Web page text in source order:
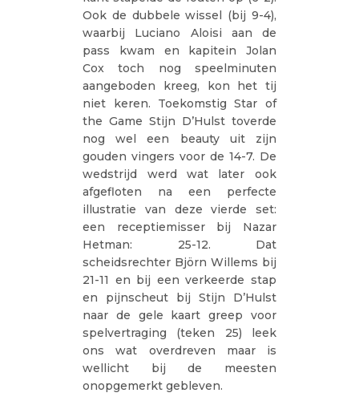
Ook de dubbele wissel (bij 9-4),
waarbij Luciano Aloisi aan de
pass kwam en kapitein Jolan
Cox toch nog speelminuten
aangeboden kreeg, kon het tij
niet keren. Toekomstig Star of
the Game Stijn D’Hulst toverde
nog wel een beauty uit zijn
gouden vingers voor de 14-7. De
wedstrijd werd wat later ook
afgefloten na een perfecte
illustratie van deze vierde set:
een receptiemisser bij Nazar
Hetman: 25-12. Dat
scheidsrechter Björn Willems bij
21-11 en bij een verkeerde stap
en pijnscheut bij Stijn D’Hulst
naar de gele kaart greep voor
spelvertraging (teken 25) leek
ons wat overdreven maar is
wellicht bij de meesten
onopgemerkt gebleven.